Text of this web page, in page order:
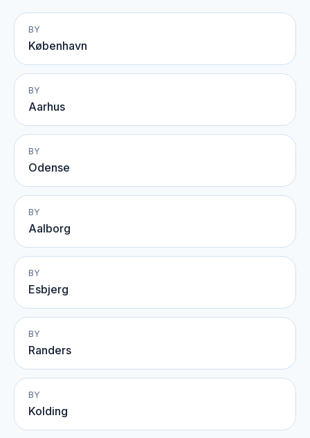
BY
København
BY
Aarhus
BY
Odense
BY
Aalborg
BY
Esbjerg
BY
Randers
BY
Kolding